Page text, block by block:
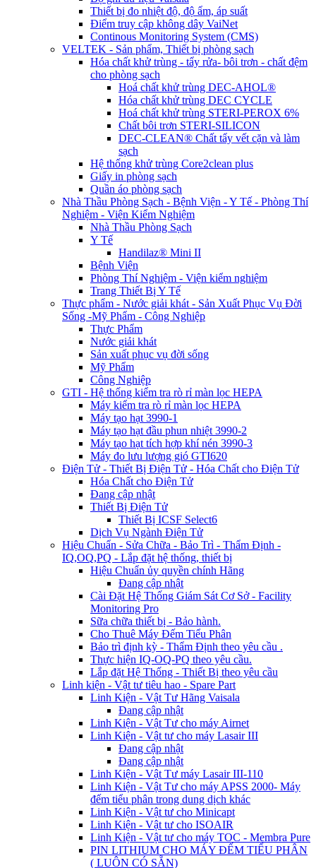
Thiết bị đo nhiệt độ, độ ẩm, áp suất
Điểm truy cập không dây VaiNet
Continous Monitoring System (CMS)
VELTEK - Sản phẩm, Thiết bị phòng sạch
Hóa chất khử trùng - tẩy rửa- bôi trơn - chất đệm
cho phòng sạch
Hoá chất khử trùng DEC-AHOL®
Hóa chất khử trùng DEC CYCLE
Hoá chất khử trùng STERI-PEROX 6%
Chất bôi trơn STERI-SILICON
DEC-CLEAN® Chất tẩy vết cặn và làm
sạch
Hệ thống khử trùng Core2clean plus
Giấy in phòng sạch
Quần áo phòng sạch
Nhà Thầu Phòng Sạch - Bệnh Viện - Y Tế - Phòng Thí
Nghiệm - Viện Kiểm Nghiệm
Nhà Thầu Phòng Sạch
Y Tế
Handilaz® Mini II
Bệnh Viện
Phòng Thí Nghiệm - Viện kiểm nghiệm
Trang Thiết Bị Y Tế
Thực phẩm - Nước giải khát - Sản Xuất Phục Vụ Đời
Sống -Mỹ Phẩm - Công Nghiệp
Thực Phẩm
Nước giải khát
Sản xuất phục vụ đời sống
Mỹ Phẩm
Công Nghiệp
GTI - Hệ thống kiểm tra rò rỉ màn lọc HEPA
Máy kiểm tra rò rỉ màn lọc HEPA
Máy tạo hạt 3990-1
Máy tạo hạt đầu phun nhiệt 3990-2
Máy tạo hạt tích hợp khí nén 3990-3
Máy đo lưu lượng gió GTI620
Điện Tử - Thiết Bị Điện Tử - Hóa Chất cho Điện Tử
Hóa Chất cho Điện Tử
Đang cập nhật
Thiết Bị Điện Tử
Thiết Bị ICSF Select6
Dịch Vụ Ngành Điện Tử
Hiệu Chuẩn - Sửa Chữa - Bảo Trì - Thẩm Định -
IQ,OQ,PQ - Lắp đặt hệ thống, thiết bị
Hiệu Chuẩn ủy quyền chính Hãng
Đang cập nhật
Cài Đặt Hệ Thống Giám Sát Cơ Sở - Facility
Monitoring Pro
Sữa chữa thiết bị - Bảo hành.
Cho Thuê Máy Đếm Tiểu Phân
Bảo trì định kỳ - Thẩm Định theo yêu cầu .
Thực hiện IQ-OQ-PQ theo yêu cầu.
Lắp đặt Hệ Thống - Thiết Bị theo yêu cầu
Linh kiện - Vật tư tiêu hao - Spare Part
Linh Kiện - Vật Tư Hãng Vaisala
Đang cập nhật
Linh Kiện - Vật Tư cho máy Airnet
Linh Kiện - Vật tư cho máy Lasair III
Đang cập nhật
Đang cập nhật
Linh Kiện - Vật Tư máy Lasair III-110
Linh Kiện - Vật Tư cho máy APSS 2000- Máy
đếm tiểu phân trong dung dịch khác
Linh Kiện - Vật tư cho Minicapt
Linh Kiện - Vật tư cho ISOAIR
Linh Kiện - Vật tư cho máy TOC - Membra Pure
PIN LITHIUM CHO MÁY ĐẾM TIỂU PHÂN
( LUÔN CÓ SẴN)